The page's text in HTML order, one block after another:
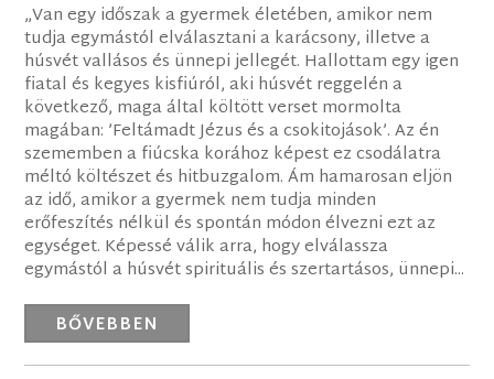
„Van egy időszak a gyermek életében, amikor nem
tudja egymástól elválasztani a karácsony, illetve a
húsvét vallásos és ünnepi jellegét. Hallottam egy igen
fiatal és kegyes kisfiúról, aki húsvét reggelén a
következő, maga által költött verset mormolta
magában: ’Feltámadt Jézus és a csokitojások’. Az én
szememben a fiúcska korához képest ez csodálatra
méltó költészet és hitbuzgalom. Ám hamarosan eljön
az idő, amikor a gyermek nem tudja minden
erőfeszítés nélkül és spontán módon élvezni ezt az
egységet. Képessé válik arra, hogy elválassza
egymástól a húsvét spirituális és szertartásos, ünnepi...
BŐVEBBEN